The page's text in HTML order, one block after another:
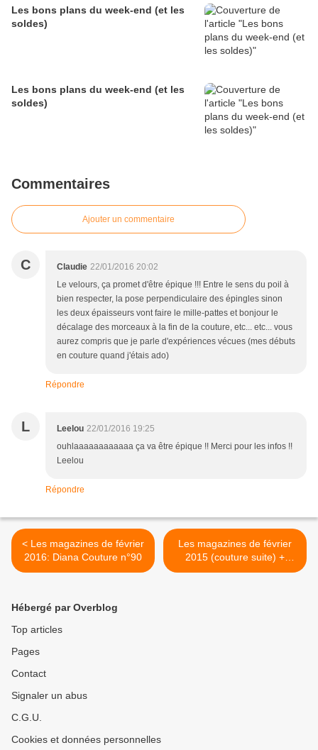
Les bons plans du week-end (et les
soldes)
Les bons plans du week-end (et les
soldes)
Commentaires
Ajouter un commentaire
C Claudie 22/01/2016 20:02
Le velours, ça promet d'être épique !!! Entre le sens du poil à
bien respecter, la pose perpendiculaire des épingles sinon
les deux épaisseurs vont faire le mille-pattes et bonjour le
décalage des morceaux à la fin de la couture, etc... etc... vous
aurez compris que je parle d'expériences vécues (mes débuts
en couture quand j'étais ado)
Répondre
L Leelou 22/01/2016 19:25
ouhlaaaaaaaaaaaa ça va être épique !! Merci pour les infos !!
Leelou
Répondre
< Les magazines de février
2016: Diana Couture n°90
Les magazines de février
2015 (couture suite) +
bonus (MAJ) >
Hébergé par Overblog
Top articles
Pages
Contact
Signaler un abus
C.G.U.
Cookies et données personnelles